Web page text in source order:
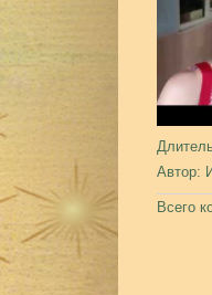
Автор:
Всего